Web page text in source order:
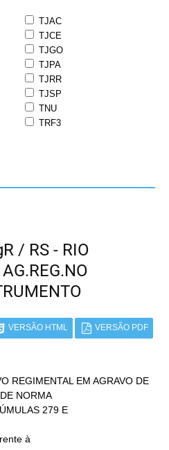
TJAC
TJCE
TJGO
TJPA
TJRR
TJSP
TNU
TRF3
/ RS - RIO
VERSÃO HTML VERSÃO PDF
REGIMENTAL EM AGRAVO DE
279 E
à